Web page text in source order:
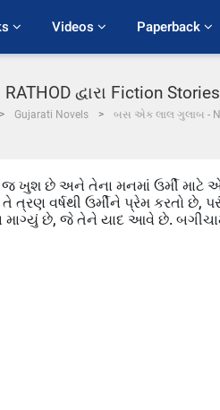
Videos Paperback
દ્વારા Fiction
Gujarati Novels બસ એક લાલ ગુલાબ -
ખુશ છે અને તેના મનમાં ઉર્મી માટે
ત્રણ વર્ષથી ઉર્મીને પ્રેમ કરતો છે,
છે, જે તેને યાદ આવે છે.